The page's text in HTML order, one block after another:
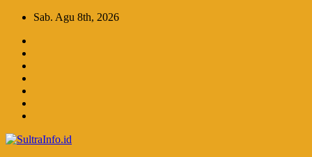
Skip
content
Sab. Agu 8th, 2026